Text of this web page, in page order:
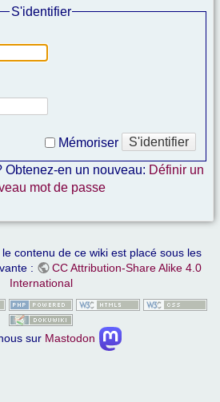
S'identifier
Mémoriser S'identifier
Obtenez-en un nouveau: Définir un
mot de passe
contenu de ce wiki est placé sous les
:
CC Attribution-Share Alike 4.0
International
sur Mastodon